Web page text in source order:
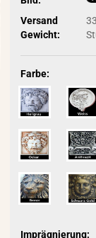
Versand
Gewicht:
Farbe:
Imprägnierung: